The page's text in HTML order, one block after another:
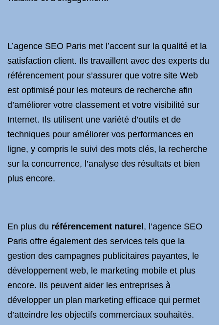
L’agence SEO Paris met l’accent sur la qualité et la
satisfaction client. Ils travaillent avec des experts du
référencement pour s’assurer que votre site Web
est optimisé pour les moteurs de recherche afin
d’améliorer votre classement et votre visibilité sur
Internet. Ils utilisent une variété d’outils et de
techniques pour améliorer vos performances en
ligne, y compris le suivi des mots clés, la recherche
sur la concurrence, l’analyse des résultats et bien
plus encore.
En plus du référencement naturel , l’agence SEO
Paris offre également des services tels que la
gestion des campagnes publicitaires payantes, le
développement web, le marketing mobile et plus
encore. Ils peuvent aider les entreprises à
développer un plan marketing efficace qui permet
d’atteindre les objectifs commerciaux souhaités.